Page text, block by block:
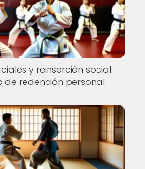
y reinserción social:
de redención personal